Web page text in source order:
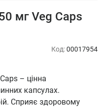
мг Veg Caps
Код:00017954
– цінна
капсулах.
Сприяє здоровому